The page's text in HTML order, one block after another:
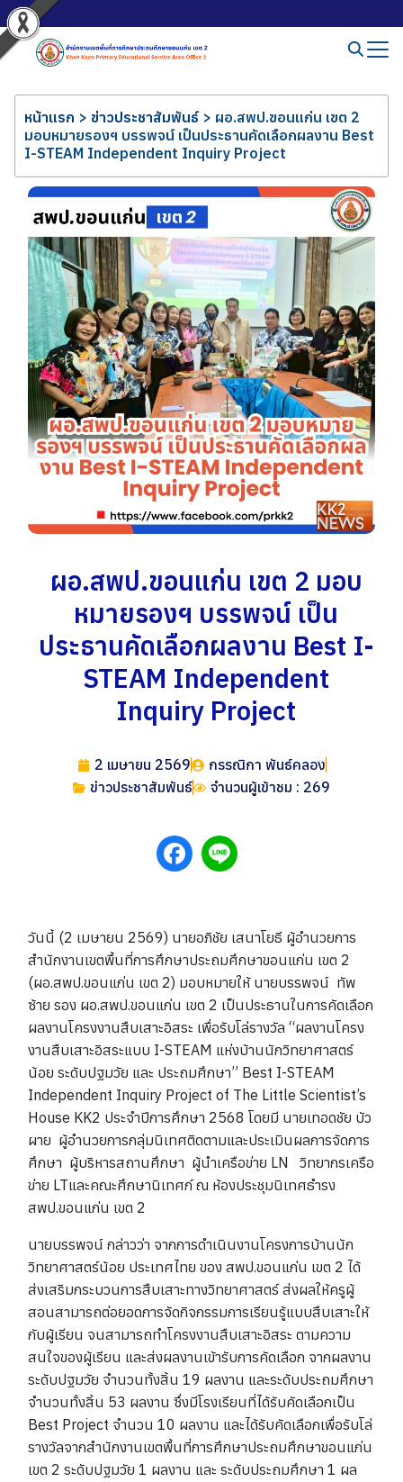
หน้าแรก > ข่าวประชาสัมพันธ์> ผอ.สพป.ขอนแก่น เขต 2
มอบหมายรองฯ บรรพจน์ เป็นประธานคัดเลือกผลงาน Best
I-STEAM Independent Inquiry Project
ผอ.สพป.ขอนแก่น เขต 2 มอบ
หมายรองฯ บรรพจน์ เป็น
ประธานคัดเลือกผลงาน Best I-
STEAM Independent
Inquiry Project
2 เมษายน 2569
กรรณิกา พันธ์คลอง
ข่าวประชาสัมพันธ์
จำนวนผู้เข้าชม : 269
วันนี้ (2 เมษายน 2569) นายอภิชัย เสนาโยธี ผู้อำนวยการ
สำนักงานเขตพื้นที่การศึกษาประถมศึกษาขอนแก่น เขต 2
(ผอ.สพป.ขอนแก่น เขต 2) มอบหมายให้ นายบรรพจน์ ทัพ
ซ้าย รอง ผอ.สพป.ขอนแก่น เขต 2 เป็นประธานในการคัดเลือก
ผลงานโครงงานสืบเสาะอิสระ เพื่อรับโล่รางวัล “ผลงานโครง
งานสืบเสาะอิสระแบบ I-STEAM แห่งบ้านนักวิทยาศาสตร์
น้อย ระดับปฐมวัย และ ประถมศึกษา” Best I-STEAM
Independent Inquiry Project of The Little Scientist’s
House KK2 ประจำปีการศึกษา 2568 โดยมี นายเทอดชัย บัว
ผาย ผู้อำนวยการกลุ่มนิเทศติดตามและประเมินผลการจัดการ
ศึกษา ผู้บริหารสถานศึกษา ผู้นำเครือข่าย LN วิทยากรเครือ
ข่าย LTและคณะศึกษานิเทศก์ ณ ห้องประชุมนิเทศธำรง
สพป.ขอนแก่น เขต 2
นายบรรพจน์ กล่าวว่า จากการดำเนินงานโครงการบ้านนัก
วิทยาศาสตร์น้อย ประเทศไทย ของ สพป.ขอนแก่น เขต 2 ได้
ส่งเสริมกระบวนการสืบเสาะทางวิทยาศาสตร์ ส่งผลให้ครูผู้
สอนสามารถต่อยอดการจัดกิจกรรมการเรียนรู้แบบสืบเสาะให้
กับผู้เรียน จนสามารถทำโครงงานสืบเสาะอิสระ ตามความ
สนใจของผู้เรียน และส่งผลงานเข้ารับการคัดเลือก จากผลงาน
ระดับปฐมวัย จำนวนทั้งสิ้น 19 ผลงาน และระดับประถมศึกษา
จำนวนทั้งสิ้น 53 ผลงาน ซึ่งมีโรงเรียนที่ได้รับคัดเลือกเป็น
Best Project จำนวน 10 ผลงาน และได้รับคัดเลือกเพื่อรับโล่
รางวัลจากสำนักงานเขตพื้นที่การศึกษาประถมศึกษาขอนแก่น
เขต 2 ระดับปฐมวัย 1 ผลงาน และ ระดับประถมศึกษา 1 ผล